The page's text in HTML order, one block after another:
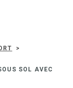
SOL AVEC